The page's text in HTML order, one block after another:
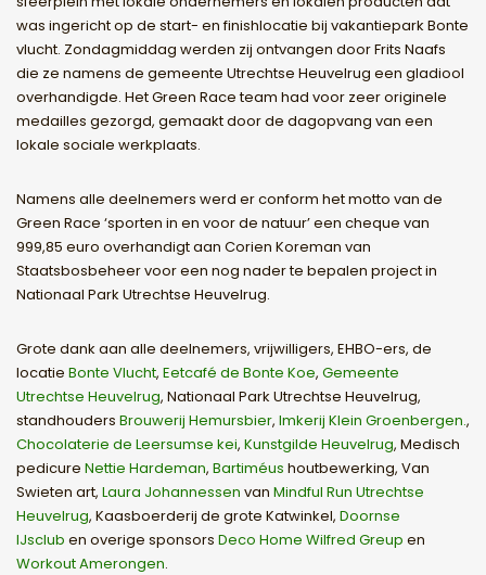
was ingericht op de start- en finishlocatie bij vakantiepark Bonte
vlucht. Zondagmiddag werden zij ontvangen door Frits Naafs
die ze namens de gemeente Utrechtse Heuvelrug een gladiool
overhandigde. Het Green Race team had voor zeer originele
medailles gezorgd, gemaakt door de dagopvang van een
lokale sociale werkplaats.
Namens alle deelnemers werd er conform het motto van de
Green Race ‘sporten in en voor de natuur’ een cheque van
999,85 euro overhandigt aan Corien Koreman van
Staatsbosbeheer voor een nog nader te bepalen project in
Nationaal Park Utrechtse Heuvelrug.
Grote dank aan alle deelnemers, vrijwilligers, EHBO-ers, de
locatie Bonte Vlucht, Eetcafé de Bonte Koe, Gemeente
Utrechtse Heuvelrug, Nationaal Park Utrechtse Heuvelrug,
standhouders Brouwerij Hemursbier, Imkerij Klein Groenbergen.,
Chocolaterie de Leersumse kei, Kunstgilde Heuvelrug, Medisch
pedicure Nettie Hardeman, Bartiméus houtbewerking, Van
Swieten art, Laura Johannessen van Mindful Run Utrechtse
Heuvelrug, Kaasboerderij de grote Katwinkel, Doornse
IJsclub en overige sponsors Deco Home Wilfred Greup en
Workout Amerongen.